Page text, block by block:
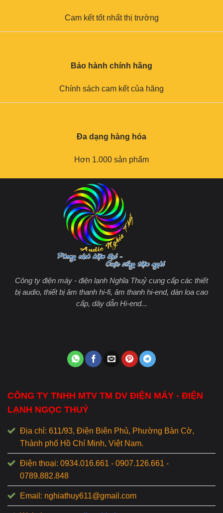
Cam kết tốt nhất thị trường
Bảo hành chính hãng
Chính sách cam kết của hãng
Đa dạng hàng hóa
Hơn 1.000 sản phẩm
Công ty điện máy - điện lạnh Nghĩa Thuỷ cung cấp các thiết
bị audio, thiết bị âm thanh hi-fi, âm thanh hi-end, dàn loa cao
cấp, dây dẫn Hi-end...
CÔNG TY TNHH MTV TM DV ĐIỆN MÁY - ĐIỆN
LẠNH NGỌC THUỶ
Địa chỉ: 611/93, Điện Biên Phủ, Phường Bàn Cờ,
Thành phố Hồ Chí Minh, Việt Nam.
Điện thoại: 0934.016.661 - 0907.126.661 -
0789.882.848
Email: nghiathuy611@gmail.com